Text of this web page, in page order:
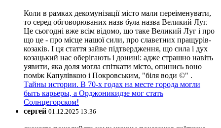
Коли в рамках декомунізації місто мали переіменувати,
то серед обговорюваних назв була назва Великий Луг.
Це сьогодні вже всім відомо, що таке Великий Луг і про
що це - про місце нашої сили, про славетних пращурів-
козаків. І ця стаття зайве підтвердження, що сила і дух
козацький нас оберігають і донині: адже страшно навіть
уявити, яка доля могла спіткати місто, опинись воно
поміж Капулівкою і Покровським, "біля води ©" .
Тайны истории. В 70-х годах на месте города могли
быть карьеры, а Орджоникидзе мог стать
Солнцегорском!
сергей 01.12.2025 13:36